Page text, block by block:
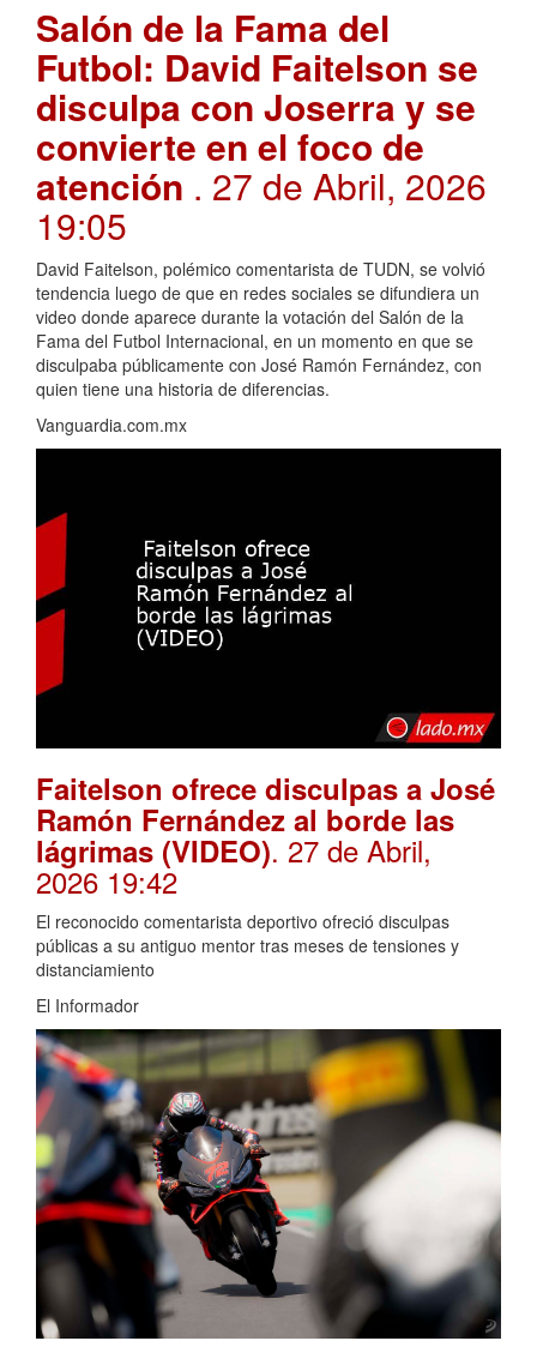
Salón de la Fama del
Futbol: David Faitelson se
disculpa con Joserra y se
convierte en el foco de
atención . 27 de Abril, 2026
19:05
David Faitelson, polémico comentarista de TUDN, se volvió
tendencia luego de que en redes sociales se difundiera un
video donde aparece durante la votación del Salón de la
Fama del Futbol Internacional, en un momento en que se
disculpaba públicamente con José Ramón Fernández, con
quien tiene una historia de diferencias.
Vanguardia.com.mx
Faitelson ofrece disculpas a José
Ramón Fernández al borde las
lágrimas (VIDEO). 27 de Abril,
2026 19:42
El reconocido comentarista deportivo ofreció disculpas
públicas a su antiguo mentor tras meses de tensiones y
distanciamiento
El Informador